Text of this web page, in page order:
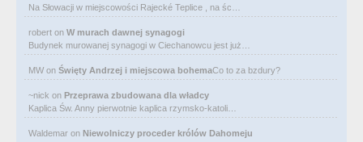
Na Słowacji w miejscowości Rajecké Teplice , na śc…
robert on W murach dawnej synagogi
Budynek murowanej synagogi w Ciechanowcu jest już…
MW on Święty Andrzej i miejscowa bohemaCo to za bzdury?
~nick on Przeprawa zbudowana dla władcy
Kaplica Św. Anny pierwotnie kaplica rzymsko-katoli…
Waldemar on Niewolniczy proceder królów Dahomeju